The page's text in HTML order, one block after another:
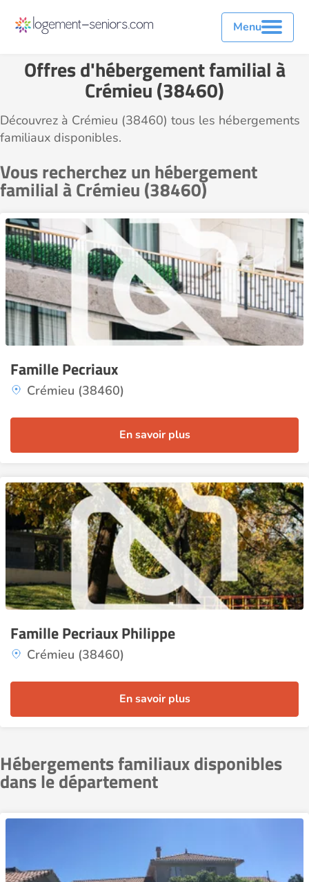
Menu
Offres d'hébergement familial à
Crémieu (38460)
Découvrez à Crémieu (38460) tous les hébergements
familiaux disponibles.
Vous recherchez un hébergement
familial à Crémieu (38460)
Famille Pecriaux
Crémieu (38460)
En savoir plus
Famille Pecriaux Philippe
Crémieu (38460)
En savoir plus
Hébergements familiaux disponibles
dans le département